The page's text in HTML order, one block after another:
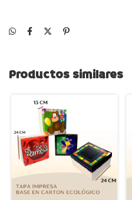
Productos similares